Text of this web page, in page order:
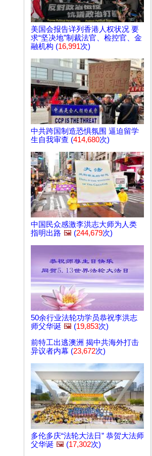
美国会报告详列香港人权状况 要
求“坚决地”制裁法官、检控官、金
融机构 (16,991次)
中共跨国制造恐惧氛围 逼迫留学
生自我审查 (414,680次)
中国民众感激李洪志大师为人类
指明出路 🖼️ (244,679次)
50余行业法轮功学员恭祝李洪志
师父华诞 🖼️ (19,853次)
前特工出逃澳洲 揭中共海外打击
异议者内幕 (23,672次)
多伦多庆“法轮大法日” 恭贺大法师
父华诞 🖼️ (17,302次)